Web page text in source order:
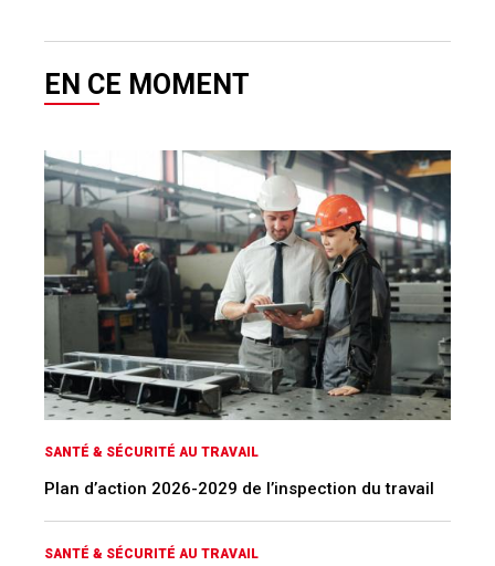
EN CE MOMENT
SANTÉ & SÉCURITÉ AU TRAVAIL
Plan d’action 2026-2029 de l’inspection du travail
SANTÉ & SÉCURITÉ AU TRAVAIL